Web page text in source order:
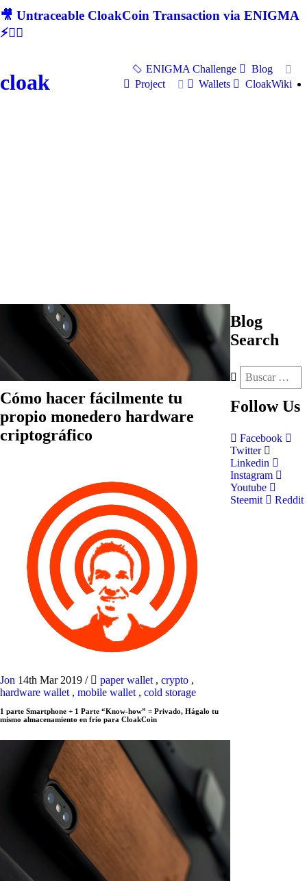
🎥 Untraceable CloakCoin Transaction via ENIGMA
⚡🕵‍♂
cloak
ENIGMA Challenge
Blog
Project
Wallets CloakWiki
Cómo hacer fácilmente tu
propio monedero hardware
criptográfico
Jon 14th Mar 2019 / paper wallet , crypto ,
hardware wallet , mobile wallet , cold storage
1 parte Smartphone + 1 Parte “Know-how” = Privado, Hágalo tu
mismo almacenamiento en frío para CloakCoin
Blog
Search
Follow Us
Facebook
Twitter
Linkedin
Instagram
Youtube
Steemit
Reddit